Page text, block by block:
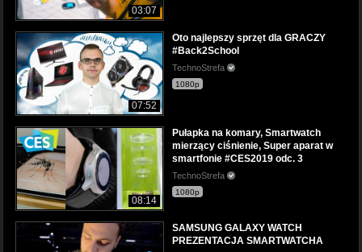
03:07
07:52
Oto najlepszy sprzęt dla GRACZY
#Back2School
TechnoStrefa
1080p
08:14
Pułapka na komary, Smartwatch
mierzący ciśnienie, Super aparat w
smartfonie #CES2019 odc. 3
TechnoStrefa
1080p
SAMSUNG GALAXY WATCH
PREZENTACJA SMARTWATCHA